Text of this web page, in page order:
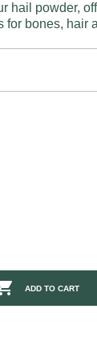
hail powder,
for bones, hair
ADD TO CART